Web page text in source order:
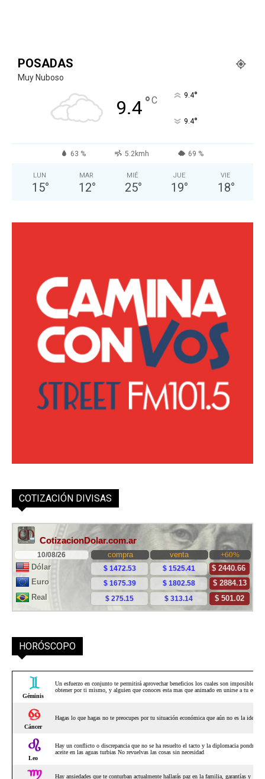
POSADAS
Muy Nuboso
9.4°C 9.4°
9.4°
63 % 5.2kmh 69 %
LUN
15°
MAR
12°
MIÉ
25°
JUE
19°
VIE
18°
COTIZACIÓN DIVISAS
HORÓSCOPO